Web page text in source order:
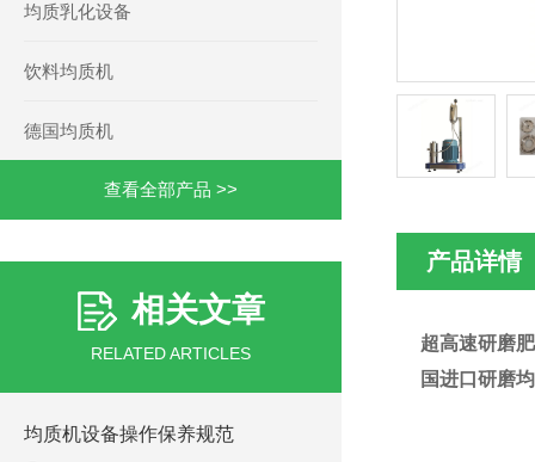
均质乳化设备
饮料均质机
德国均质机
查看全部产品 >>
相关文章
RELATED ARTICLES
均质机设备操作保养规范
产品详情
超高速研磨
国进口研磨